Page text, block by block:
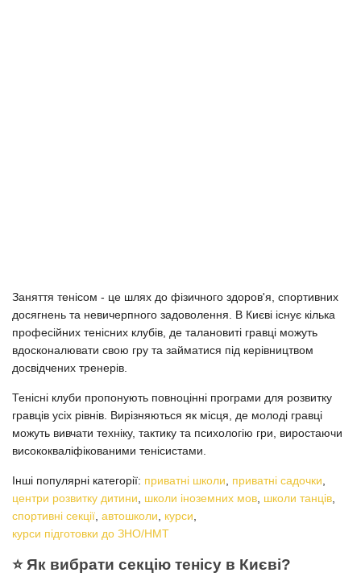
Заняття тенісом - це шлях до фізичного здоров'я, спортивних
досягнень та невичерпного задоволення. В Києві існує кілька
професійних тенісних клубів, де талановиті гравці можуть
вдосконалювати свою гру та займатися під керівництвом
досвідчених тренерів.
Тенісні клуби пропонують повноцінні програми для розвитку
гравців усіх рівнів. Вирізняються як місця, де молоді гравці
можуть вивчати техніку, тактику та психологію гри, виростаючи
висококваліфікованими тенісистами.
Інші популярні категорії: приватні школи, приватні садочки,
центри розвитку дитини, школи іноземних мов, школи танців,
спортивні секції, автошколи, курси,
курси підготовки до ЗНО/НМТ
⭐️ Як вибрати секцію тенісу в Києві?